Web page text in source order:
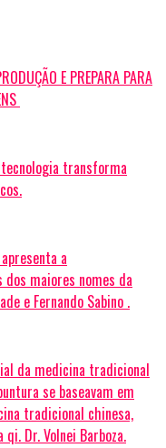
E PREPARA PARA
transforma
a
maiores nomes da
e Fernando Sabino .
da medicina tradicional
se baseavam em
tradicional chinesa,
Dr. Volnei Barboza.